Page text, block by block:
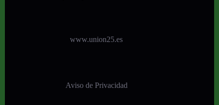
www.union25.es
Aviso de Privacidad